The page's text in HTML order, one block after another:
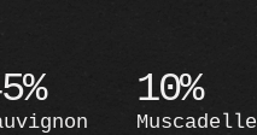
45% 10%
Muscadelle